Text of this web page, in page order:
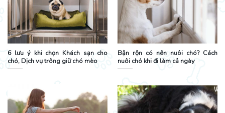
6 lưu ý khi chọn Khách sạn cho
chó, Dịch vụ trông giữ chó mèo
Bận rộn có nên nuôi chó? Cách
nuôi chó khi đi làm cả ngày